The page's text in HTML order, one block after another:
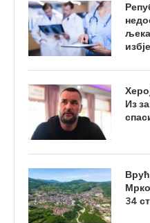
Из
34